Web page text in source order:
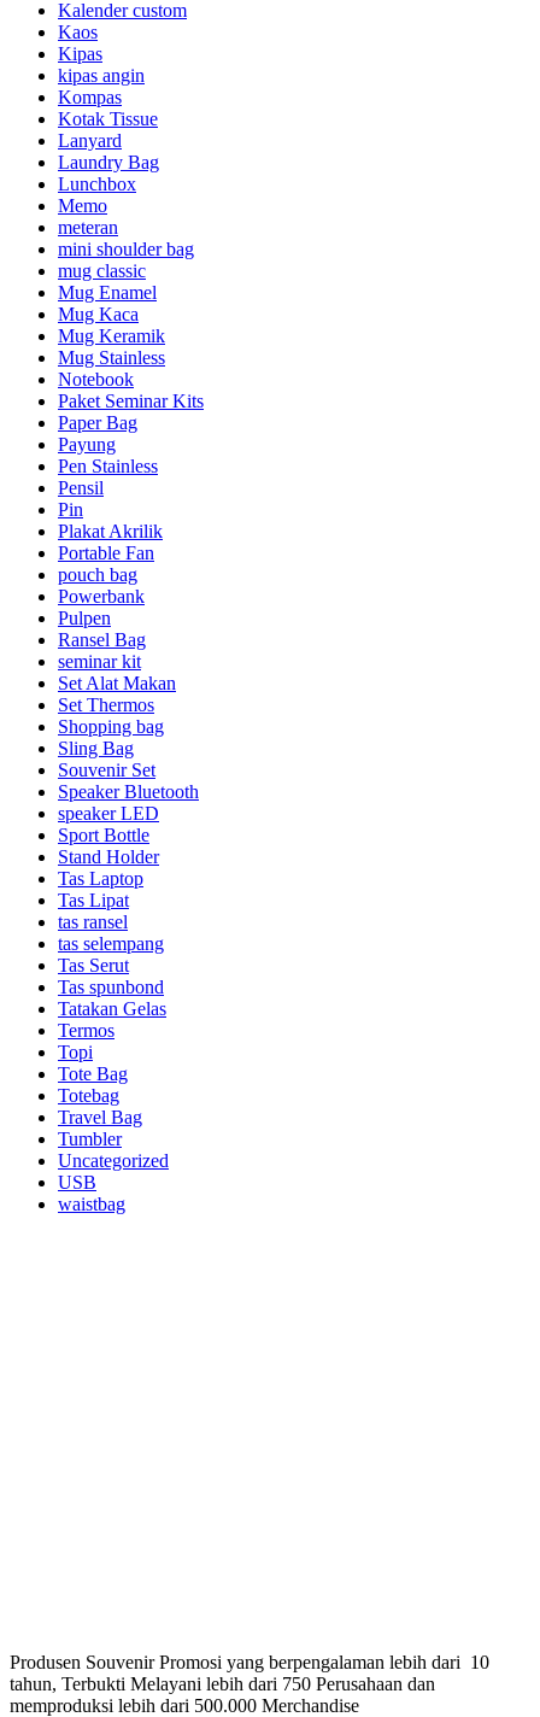
Kalender custom
Kaos
Kipas
kipas angin
Kompas
Kotak Tissue
Lanyard
Laundry Bag
Lunchbox
Memo
meteran
mini shoulder bag
mug classic
Mug Enamel
Mug Kaca
Mug Keramik
Mug Stainless
Notebook
Paket Seminar Kits
Paper Bag
Payung
Pen Stainless
Pensil
Pin
Plakat Akrilik
Portable Fan
pouch bag
Powerbank
Pulpen
Ransel Bag
seminar kit
Set Alat Makan
Set Thermos
Shopping bag
Sling Bag
Souvenir Set
Speaker Bluetooth
speaker LED
Sport Bottle
Stand Holder
Tas Laptop
Tas Lipat
tas ransel
tas selempang
Tas Serut
Tas spunbond
Tatakan Gelas
Termos
Topi
Tote Bag
Totebag
Travel Bag
Tumbler
Uncategorized
USB
waistbag
Produsen Souvenir Promosi yang berpengalaman lebih dari 10
tahun, Terbukti Melayani lebih dari 750 Perusahaan dan
memproduksi lebih dari 500.000 Merchandise